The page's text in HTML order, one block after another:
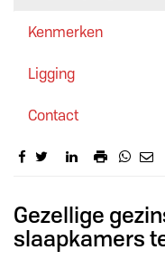
Kenmerken
Ligging
Contact
Gezellige
slaapkamers